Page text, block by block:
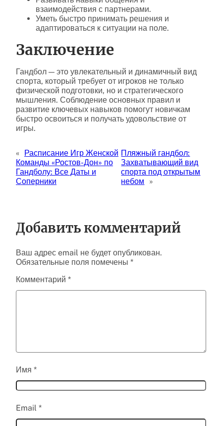
взаимодействия с партнерами.
Уметь быстро принимать решения и
адаптироваться к ситуации на поле.
Заключение
Гандбол — это увлекательный и динамичный вид
спорта, который требует от игроков не только
физической подготовки, но и стратегического
мышления. Соблюдение основных правил и
развитие ключевых навыков помогут новичкам
быстро освоиться и получать удовольствие от
игры.
« Расписание Игр Женской
Команды «Ростов-Дон» по
Гандболу: Все Даты и
Соперники
Пляжный гандбол:
Захватывающий вид
спорта под открытым
небом
»
Добавить комментарий
Ваш адрес email не будет опубликован.
Обязательные поля помечены *
Комментарий *
Имя *
Email *